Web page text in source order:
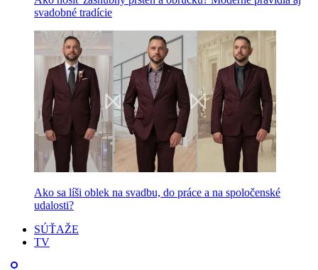
svadobné tradície
Ako sa líši oblek na svadbu, do práce a na spoločenské
udalosti?
SÚŤAŽE
TV